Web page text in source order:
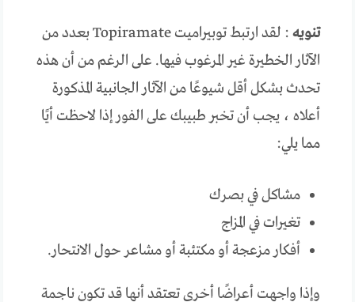
تنويه
: لقد ارتبط توبيراميت Topiramate بعدد من
الآثار الخطيرة غير المرغوب فيها. على الرغم من أن هذه
تحدث بشكل أقل شيوعًا من الآثار الجانبية المذكورة
أعلاه ، يجب أن تخبر طبيبك على الفور إذا لاحظت أيًا
مما يلي:
مشاكل في بصرك
تغيرات في المزاج
أفكار مزعجة أو مكتئبة أو مشاعر حول الانتحار.
وإذا واجهت أعراضًا أخرى تعتقد أنها قد تكون ناجمة